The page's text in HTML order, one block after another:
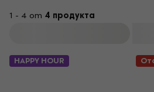
1 - 4 от 4 продукта
HAPPY HOUR